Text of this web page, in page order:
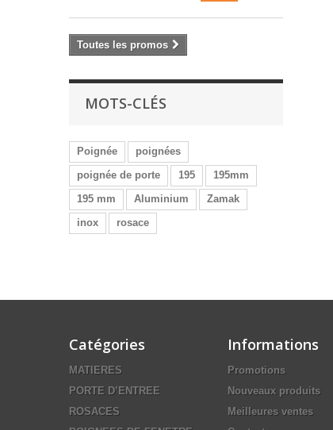
Toutes les promos
MOTS-CLÉS
Poignée
poignées
poignée de porte
195
195mm
195 mm
Aluminium
Zamak
inox
rosace
Catégories
MATIERES
PORTE D’ENTREE
ROSACES
Informations
Promotions
Nouveaux produits
Meilleures ventes